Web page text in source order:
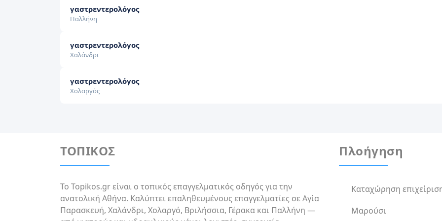
γαστρεντερολόγος
Παλλήνη
γαστρεντερολόγος
Χαλάνδρι
γαστρεντερολόγος
Χολαργός
ΤΟΠΙΚΟΣ
Το Topikos.gr είναι ο τοπικός επαγγελματικός οδηγός για την
ανατολική Αθήνα. Καλύπτει επαληθευμένους επαγγελματίες σε Αγία
Παρασκευή, Χαλάνδρι, Χολαργό, Βριλήσσια, Γέρακα και Παλλήνη —
Πλοήγηση
Καταχώρηση
Μαρούσι